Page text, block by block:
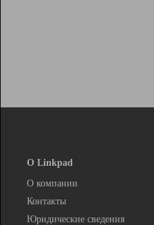
О Linkpad
О компании
Контакты
Юридические сведения